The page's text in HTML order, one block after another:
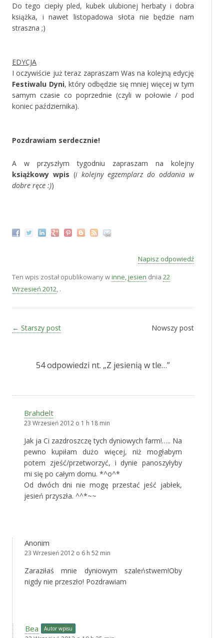
Do tego ciepły pled, kubek ulubionej herbaty i dobra
książka, i nawet listopadowa słota nie będzie nam
straszna ;)
EDYCJA
I oczywiście już teraz zapraszam Was na kolejną edycję
Festiwalu Dyni, który odbędzie się mniej więcej w tym
samym czasie co poprzednie (czyli w połowie / pod
koniec października).
Pozdrawiam serdecznie!
A w przyszłym tygodniu zapraszam na kolejny
książkowy wpis (i kolejny egzemplarz do oddania w
dobre ręce :))
Napisz odpowiedź
Ten wpis został opublikowany winne,jesien dnia 22
Wrzesień 2012, .
Zobacz wpisy
← Starszy post Nowszy post
54 odpowiedzi nt. „Z jesienią w tle…”
Brahdelt
23 Wrzesień 2012 o 1 h 18 min
Jak ja Ci zazdroszczę tych dyniowych farm!….. Na
pewno kupiłam dużo więcej, niż mogłabym
potem zjeść/przetworzyć, i dynie panoszyłyby
mi się po całym domu. *^o^*
Od dwóch dni nie mogę przestać jeść jabłek,
jesień przyszła. ^^*~~
Anonim
23 Wrzesień 2012 o 6 h 52 min
Zaraziłaś mnie dyniowym szaleństwem!Oby
nigdy nie przeszło! Pozdrawiam
Bea Autor wpisu